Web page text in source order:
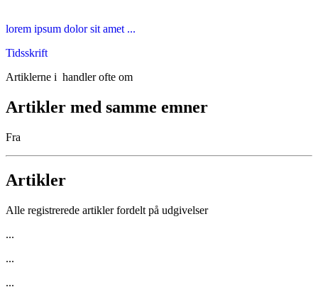
lorem ipsum dolor sit amet ...
Tidsskrift
Artiklerne i handler ofte om
Artikler med samme emner
Fra
Artikler
Alle registrerede artikler fordelt på udgivelser
...
...
...